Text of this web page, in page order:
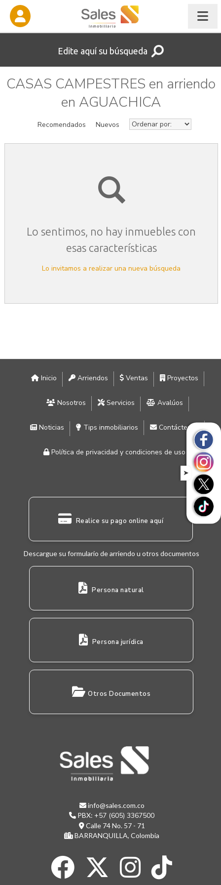
Edite aquí su búsqueda
CASAS CAMPESTRES en arriendo
en AGUACHICA
Recomendados Nuevos
Lo sentimos, no hay inmuebles con
esas características
Lo invitamos a realizar una nueva búsqueda
Inicio Arriendos Ventas Proyectos
Nosotros Servicios Avalúos
Noticias Tips inmobiliarios Contáctenos
Política de privacidad y condiciones de uso
Realice su pago online aquí
Descargue su formulario de arriendo u otros documentos
Persona natural
Persona jurídica
Otros Documentos
info@sales.com.co
PBX: +57 (605) 3367500
Calle 74 No. 57 - 71
BARRANQUILLA, Colombia
➤